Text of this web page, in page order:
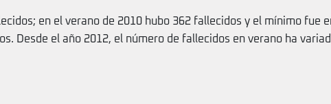
en el verano de 2010 hubo 362 fallecidos y el mínimo fue
Desde el año 2012, el número de fallecidos en verano ha